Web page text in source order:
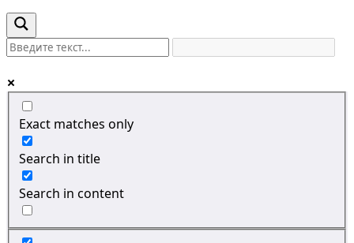
Exact matches only
Search in title
Search in content